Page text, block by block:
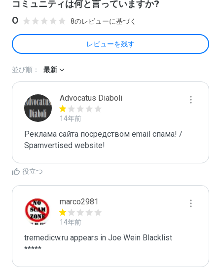
コミュニティは何と言っていますか?
0 8のレビューに基づく
レビューを残す
並び順： 最新
Advocatus Diaboli
14年前
Реклама сайта посредством email спама! /
Spamvertised website!
役立つ
marco2981
14年前
tremedicw.ru appears in Joe Wein Blacklist
*****